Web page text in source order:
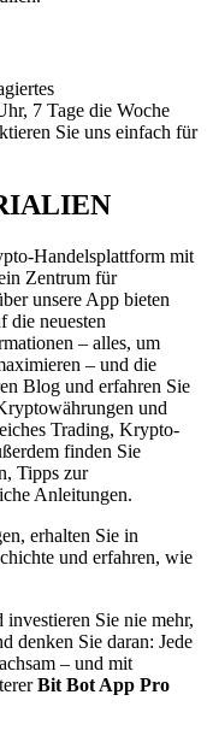
7 Tage die Woche
Sie uns einfach für
Handelsplattform mit
Zentrum für
unsere App bieten
die neuesten
– alles, um
– und die
Blog und erfahren Sie
und
Trading, Krypto-
finden Sie
Tipps zur
Anleitungen.
erhalten Sie in
und erfahren, wie
investieren Sie nie mehr,
denken Sie daran: Jede
– und mit
Bit Bot App Pro